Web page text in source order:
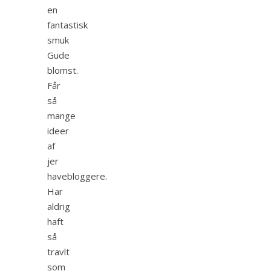
en
fantastisk
smuk
Gude
blomst.
Får
så
mange
ideer
af
jer
havebloggere.
Har
aldrig
haft
så
travlt
som